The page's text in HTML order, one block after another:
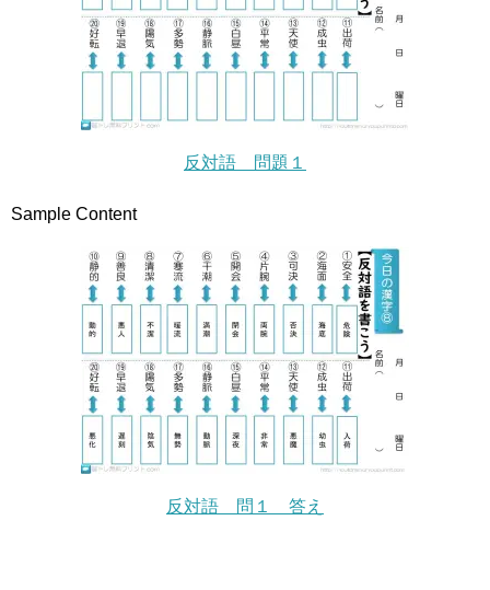
反対語 問題１
Sample Content
反対語 問１ 答え